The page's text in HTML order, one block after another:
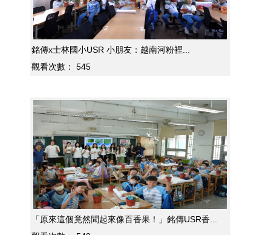
銘傳x士林國小USR 小朋友：越南河粉裡...
觀看次數：
545
「原來這個竟然聞起來像百香果！」銘傳USR香...